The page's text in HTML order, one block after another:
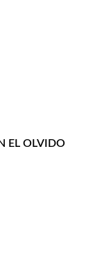
EL OLVIDO